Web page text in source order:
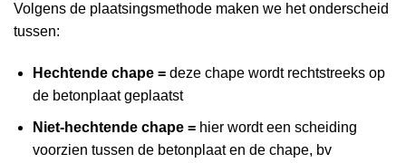
Volgens de plaatsingsmethode maken we het onderscheid
tussen:
Hechtende chape = deze chape wordt rechtstreeks op
de betonplaat geplaatst
Niet-hechtende chape = hier wordt een scheiding
voorzien tussen de betonplaat en de chape, bv